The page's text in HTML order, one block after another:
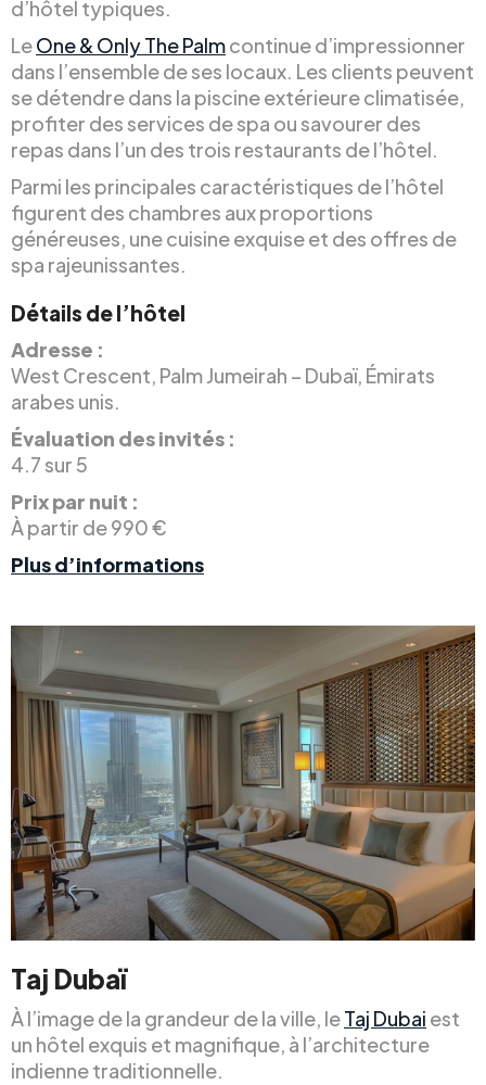
d’hôtel typiques.
LeOne & Only The Palmcontinue d’impressionner
dans l’ensemble de ses locaux. Les clients peuvent
se détendre dans la piscine extérieure climatisée,
profiter des services de spa ou savourer des
repas dans l’un des trois restaurants de l’hôtel.
Parmi les principales caractéristiques de l’hôtel
figurent des chambres aux proportions
généreuses, une cuisine exquise et des offres de
spa rajeunissantes.
Détails de l’hôtel
Adresse :
West Crescent, Palm Jumeirah – Dubaï, Émirats
arabes unis.
Évaluation des invités :
4.7 sur 5
Prix par nuit :
À partir de 990 €
Plus d’informations
Taj Dubaï
À l’image de la grandeur de la ville, leTaj Dubai est
un hôtel exquis et magnifique, à l’architecture
indienne traditionnelle.